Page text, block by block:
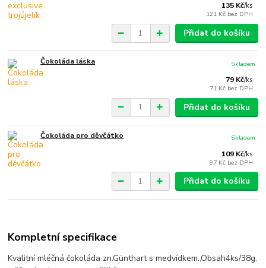
135 Kč/ks
121 Kč bez DPH
Přidat do košíku
Čokoláda láska
79 Kč/ks
71 Kč bez DPH
Skladem
Přidat do košíku
Čokoláda pro děvčátko
109 Kč/ks
97 Kč bez DPH
Skladem
Přidat do košíku
Kompletní specifikace
Kvalitní mléčná čokoláda zn.Günthart s medvídkem.,Obsah4ks/38g.